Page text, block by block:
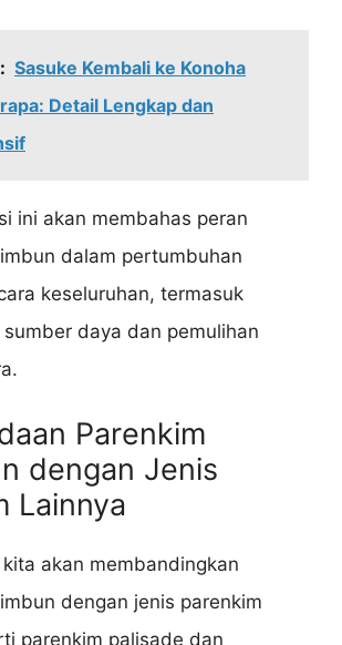
Sasuke Kembali ke Konoha
Detail Lengkap dan
ini akan membahas peran
dalam pertumbuhan
keseluruhan, termasuk
daya dan pemulihan
Parenkim
dengan Jenis
Lainnya
akan membandingkan
dengan jenis parenkim
parenkim palisade dan